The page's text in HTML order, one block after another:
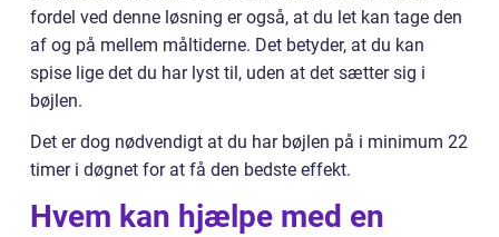
fordel ved denne løsning er også, at du let kan tage den
af og på mellem måltiderne. Det betyder, at du kan
spise lige det du har lyst til, uden at det sætter sig i
bøjlen.
Det er dog nødvendigt at du har bøjlen på i minimum 22
timer i døgnet for at få den bedste effekt.
Hvem kan hjælpe med en